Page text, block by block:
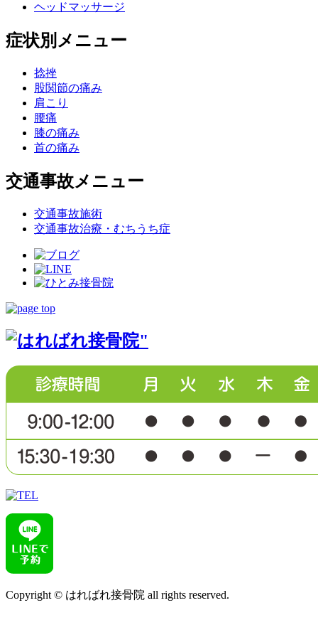
ヘッドマッサージ
症状別メニュー
捻挫
股関節の痛み
肩こり
腰痛
膝の痛み
首の痛み
交通事故メニュー
交通事故施術
交通事故治療・むちうち症
Copyright © はればれ接骨院 all rights reserved.